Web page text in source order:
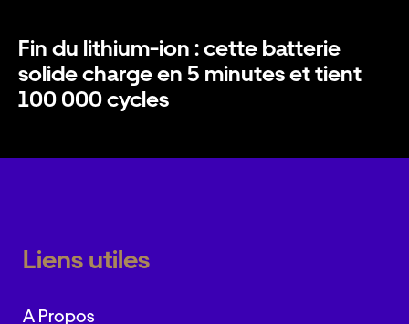
Fin du lithium-ion : cette batterie
solide charge en 5 minutes et tient
100 000 cycles
Liens utiles
A Propos